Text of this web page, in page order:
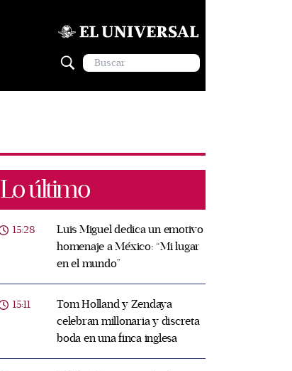
Lo último
15:28
Luis Miguel dedica un emotivo
homenaje a México: “Mi lugar
en el mundo”
15:11
Tom Holland y Zendaya
celebran millonaria y discreta
boda en una finca inglesa